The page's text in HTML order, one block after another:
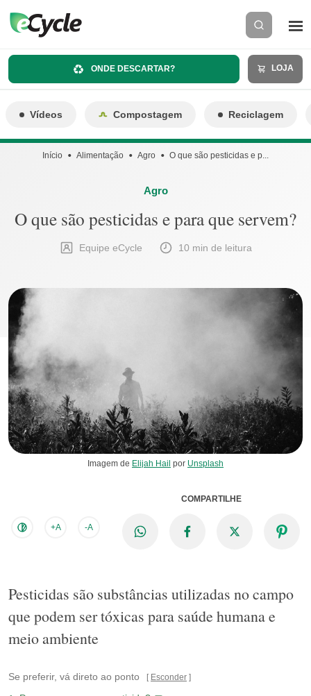
ONDE DESCARTAR? LOJA
Vídeos Compostagem Reciclagem
Início Alimentação Agro O que são pesticidas e p...
Agro
O que são pesticidas e para que servem?
Equipe eCycle 10 min de leitura
Imagem de Elijah Hail por Unsplash
+A -A
COMPARTILHE
Pesticidas são substâncias utilizadas no campo
que podem ser tóxicas para saúde humana e
meio ambiente
Se preferir, vá direto ao ponto Esconder